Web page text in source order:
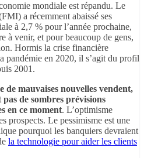
mondiale est répandu. Le
a récemment abaissé ses
à 2,7 % pour l’année prochaine,
à venir, et pour beaucoup de gens,
Hormis la crise financière
pandémie en 2020, il s’agit du profil
2001.
de mauvaises nouvelles vendent,
de sombres prévisions
en ce moment. L’optimisme
prospects. Le pessimisme est une
pourquoi les banquiers devraient
la technologie pour aider les clients